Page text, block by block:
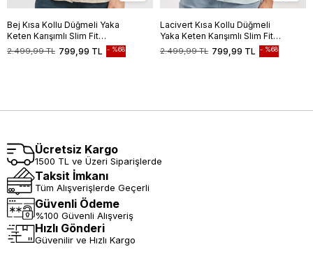
Bej Kısa Kollu Düğmeli Yaka
Keten Karışımlı Slim Fit
Gömlek 1004240242
799,99 TL
2.499,99 TL %68
Lacivert Kısa Kollu Düğmeli
Yaka Keten Karışımlı Slim Fit
Gömlek 1004240242
799,99 TL
2.499,99 TL %68
Ücretsiz Kargo
1500 TL ve Üzeri Siparişlerde
Taksit İmkanı
Tüm Alışverişlerde Geçerli
Güvenli Ödeme
%100 Güvenli Alışveriş
Hızlı Gönderi
Güvenilir ve Hızlı Kargo